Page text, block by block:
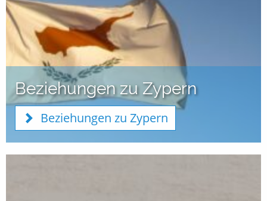
Beziehungen zu Zypern
Beziehungen zu Zypern